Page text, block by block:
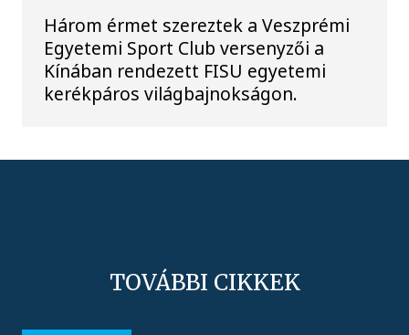
Három érmet szereztek a Veszprémi
Egyetemi Sport Club versenyzői a
Kínában rendezett FISU egyetemi
kerékpáros világbajnokságon.
TOVÁBBI CIKKEK